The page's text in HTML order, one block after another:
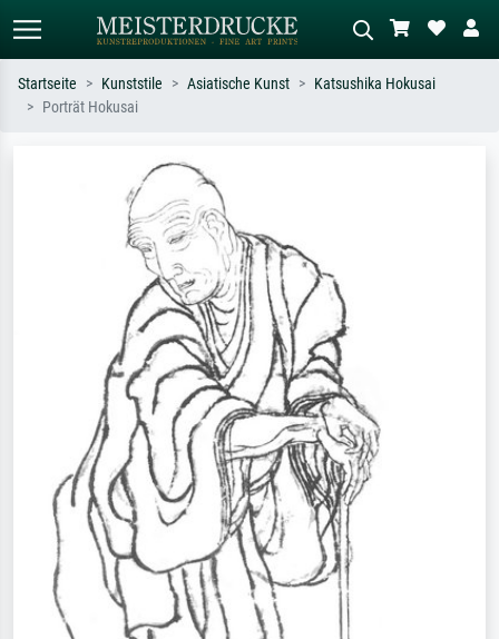
Suchen Sie nach Künstlern, Werktiteln
oder Stilen – z.B. Monet,
Sternennacht, Impressionismus, Welle
Hokusai, Akt.
Startseite Kunststile Asiatische Kunst
Katsushika Hokusai
Porträt Hokusai